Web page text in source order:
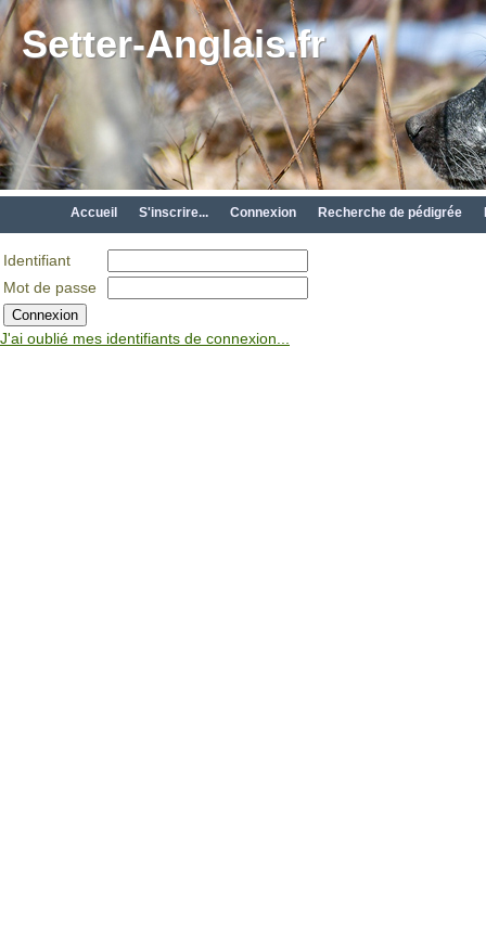
Setter-Anglais.fr
Accueil S'inscrire... Connexion Recherche de pédigrée
Identifiant
Mot de passe
J'ai oublié mes identifiants de connexion...